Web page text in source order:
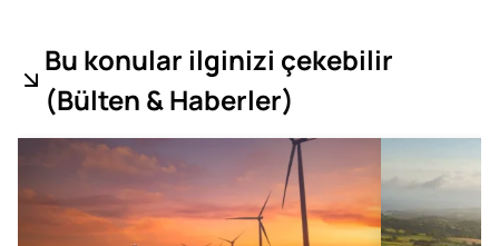
Bu konular ilginizi çekebilir
(Bülten & Haberler)